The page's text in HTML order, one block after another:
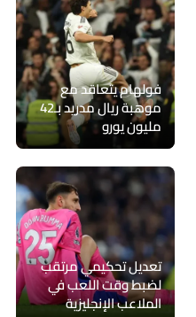
فولهام يتعاقد مع
موهبة ريال مدريد بـ42
مليون يورو
تعديل تحكيمي مرتقب
لضبط وقت اللعب في
الملاعب الإنجليزية